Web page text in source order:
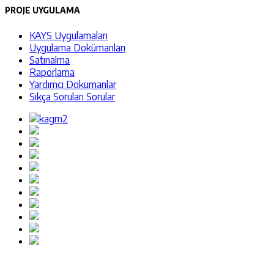
PROJE UYGULAMA
KAYS Uygulamaları
Uygulama Dokümanları
Satınalma
Raporlama
Yardımcı Dökümanlar
Sıkça Sorulan Sorular